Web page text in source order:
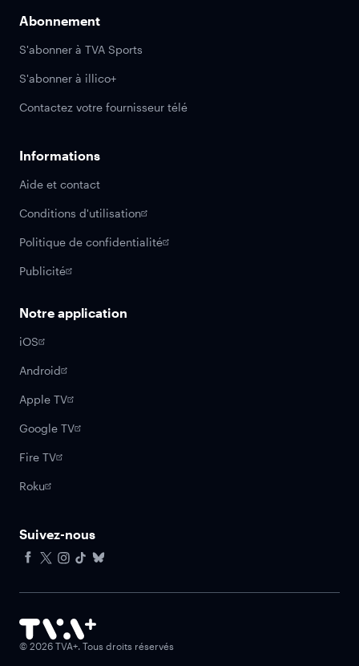
Abonnement
S'abonner à TVA Sports
S'abonner à illico+
Contactez votre fournisseur télé
Informations
Aide et contact
Conditions d'utilisation
Politique de confidentialité
Publicité
Notre application
iOS
Android
Apple TV
Google TV
Fire TV
Roku
Suivez-nous
© 2026 TVA+. Tous droits réservés